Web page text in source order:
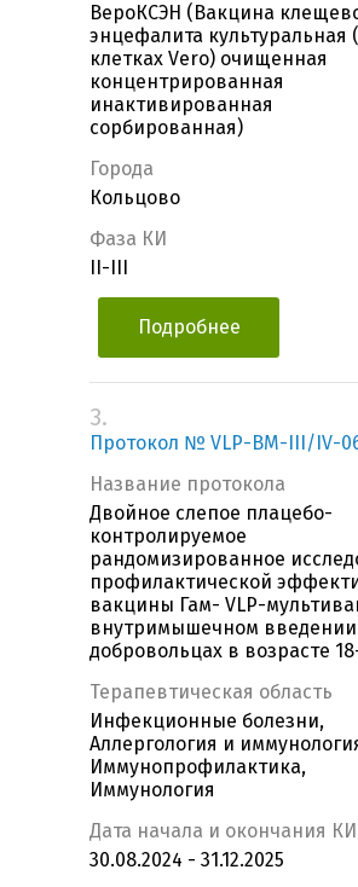
ВероКСЭН (Вакцина
энцефалита культуральная
клетках Vero) очищенная
концентрированная
инактивированная
сорбированная)
Города
Кольцово
Фаза КИ
II-III
Подробнее
3.
Протокол № VLP-ВМ-III/IV-
Название протокола
Двойное слепое плацебо-
контролируемое
рандомизированное
профилактической
вакцины Гам- VLP-
внутримышечном
добровольцах в возрасте
Терапевтическая область
Инфекционные болезни,
Аллергология и
Иммунопрофилактика,
Иммунология
Дата начала и окончания КИ
30.08.2024 - 31.12.2025